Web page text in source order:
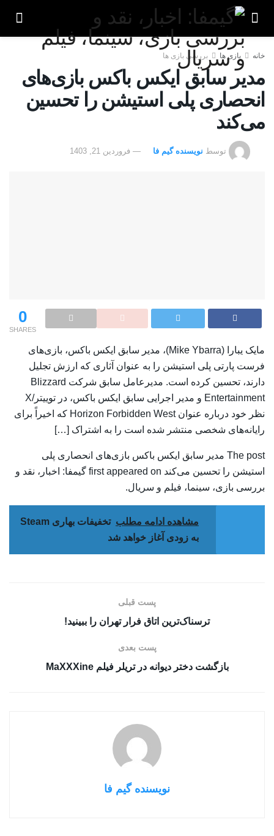
خانه بازی ها بررسی بازی ها
مدیر سابق ایکس باکس بازی‌های
انحصاری پلی استیشن را تحسین
می‌کند
توسط نویسنده گیم فا فروردین 21, 1403
0
SHARES
مایک یبارا (Mike Ybarra)، مدیر سابق ایکس باکس، بازی‌های
فرست پارتی پلی استیشن را به عنوان آثاری که ارزش تجلیل
دارند، تحسین کرده است. مدیرعامل سابق شرکت Blizzard
Entertainment و مدیر اجرایی سابق ایکس باکس، در توییتر/X
نظر خود درباره عنوان Horizon Forbidden West که اخیراً برای
رایانه‌های شخصی منتشر شده است را به اشتراک […]
The post مدیر سابق ایکس باکس بازی‌های انحصاری پلی
استیشن را تحسین می‌کند first appeared on گیمفا: اخبار، نقد و
بررسی بازی، سینما، فیلم و سریال.
مشاهده ادامه مطلب
تخفیفات بهاری Steam
به زودی آغاز خواهد شد
پست قبلی
ترسناک‌ترین اتاق فرار تهران را ببینید!
پست بعدی
بازگشت دختر دیوانه در تریلر فیلم MaXXXine
نویسنده گیم فا